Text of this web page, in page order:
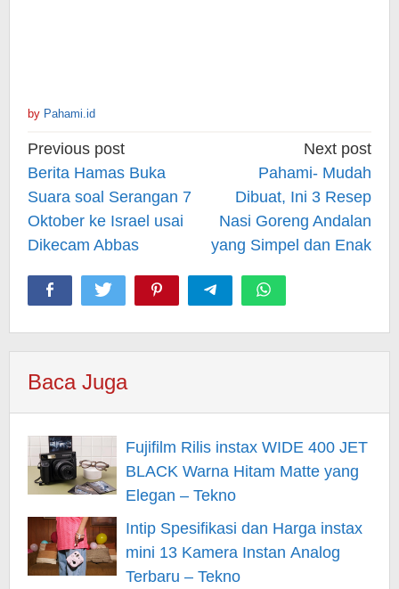
by Pahami.id
Post
navigation
Previous post
Berita Hamas Buka
Suara soal Serangan 7
Oktober ke Israel usai
Dikecam Abbas
Next post
Pahami- Mudah
Dibuat, Ini 3 Resep
Nasi Goreng Andalan
yang Simpel dan Enak
Baca Juga
Fujifilm Rilis instax WIDE 400 JET
BLACK Warna Hitam Matte yang
Elegan – Tekno
Intip Spesifikasi dan Harga instax
mini 13 Kamera Instan Analog
Terbaru – Tekno